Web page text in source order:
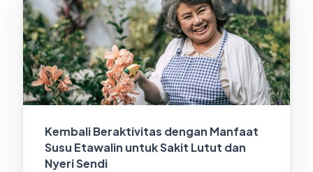
Kembali Beraktivitas dengan Manfaat
Susu Etawalin untuk Sakit Lutut dan
Nyeri Sendi